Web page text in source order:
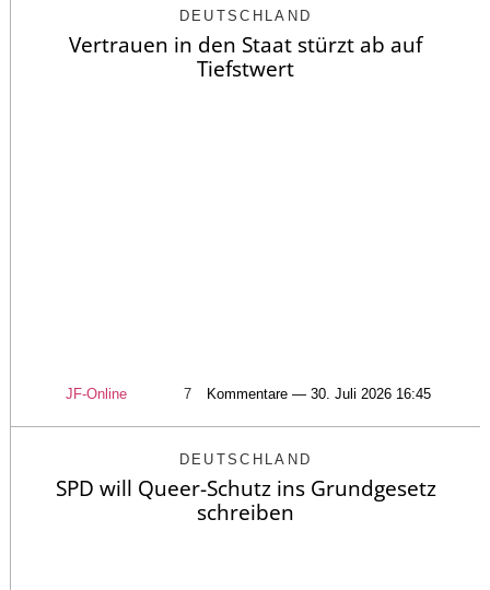
DEUTSCHLAND
Vertrauen in den Staat stürzt ab auf
Tiefstwert
JF-Online 7 Kommentare — 30. Juli 2026 16:45
DEUTSCHLAND
SPD will Queer-Schutz ins Grundgesetz
schreiben